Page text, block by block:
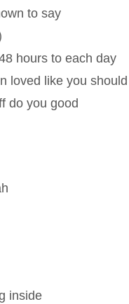
to say
hours to each day
loved like you should
do you good
inside